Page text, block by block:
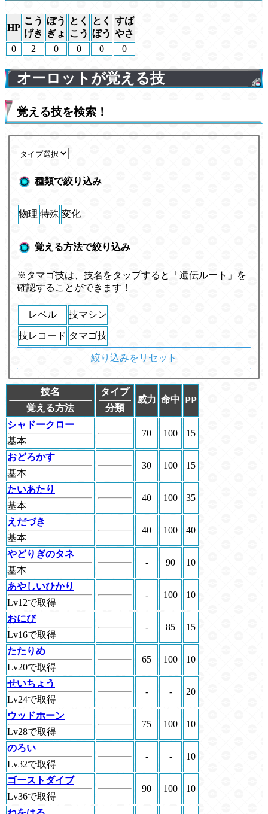
HP
こう
げき
ぼう
ぎょ
とく
こう
とく
ぼう
すば
やさ
0
2 0 0 0 0
オーロットが覚える技
覚える技を検索！
種類で絞り込み
物理 特殊 変化
覚える方法で絞り込み
※タマゴ技は、技名をタップすると「遺伝ルート」を
確認することができます！
レベル 技マシン
技レコード タマゴ技
絞り込みをリセット
技名
覚える方法
タイプ
分類
威力 命中 PP
シャドークロー
基本
70 100 15
おどろかす
基本
30 100 15
たいあたり
基本
40 100 35
えだづき
基本
40 100 40
やどりぎのタネ
基本
- 90 10
あやしいひかり
Lv12で取得
- 100 10
おにび
Lv16で取得
- 85 15
たたりめ
Lv20で取得
65 100 10
せいちょう
Lv24で取得
- - 20
ウッドホーン
Lv28で取得
75 100 10
のろい
Lv32で取得
- - 10
ゴーストダイブ
Lv36で取得
90 100 10